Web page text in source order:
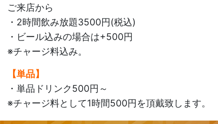
ご来店から
・2時間飲み放題3500円(税込)
・ビール込みの場合は+500円
※チャージ料込み。
【単品】
・単品ドリンク500円～
※チャージ料として1時間500円を頂戴致します。